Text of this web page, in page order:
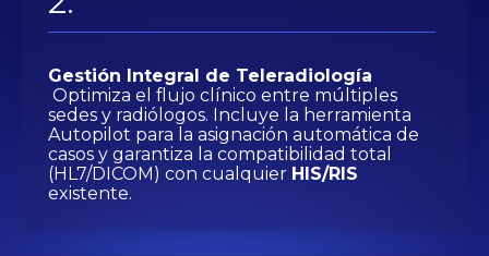
Gestión Integral de Teleradiología
Optimiza el flujo clínico entre múltiples
sedes y radiólogos. Incluye la herramienta
Autopilot para la asignación automática de
casos y garantiza la compatibilidad total
(HL7/DICOM) con cualquier HIS/RIS
existente.